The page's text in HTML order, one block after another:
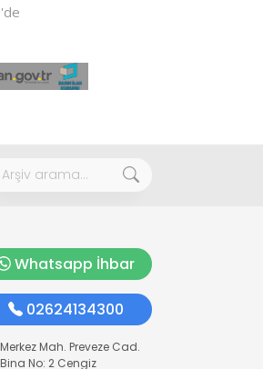
Whatsapp İhbar
02624134300
Merkez Mah. Preveze Cad.
Bina No: 2 Cengiz